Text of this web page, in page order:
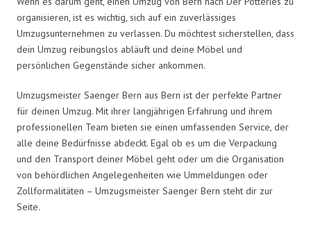
organisieren, ist es wichtig, sich auf ein zuverlässiges
Umzugsunternehmen zu verlassen. Du möchtest sicherstellen, dass
dein Umzug reibungslos abläuft und deine Möbel und
persönlichen Gegenstände sicher ankommen.
Umzugsmeister Saenger Bern aus Bern ist der perfekte Partner
für deinen Umzug. Mit ihrer langjährigen Erfahrung und ihrem
professionellen Team bieten sie einen umfassenden Service, der
alle deine Bedürfnisse abdeckt. Egal ob es um die Verpackung
und den Transport deiner Möbel geht oder um die Organisation
von behördlichen Angelegenheiten wie Ummeldungen oder
Zollformalitäten – Umzugsmeister Saenger Bern steht dir zur
Seite.